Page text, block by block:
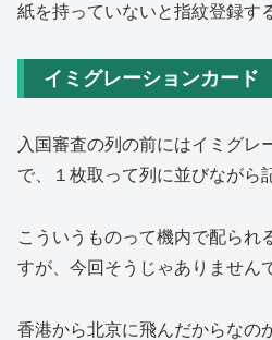
紙を持っていないと指紋登録す
イミグレーションカード
入国審査の列の前にはイミグレ
で、１枚取って列に並びながら
こういうものって機内で配られ
すが、今回そうじゃありません
香港から北京に飛んだからなの